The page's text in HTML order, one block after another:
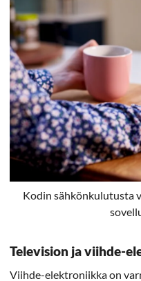
Kodin sähkönkulutusta
Television ja viihde-
Viihde-elektroniikka on